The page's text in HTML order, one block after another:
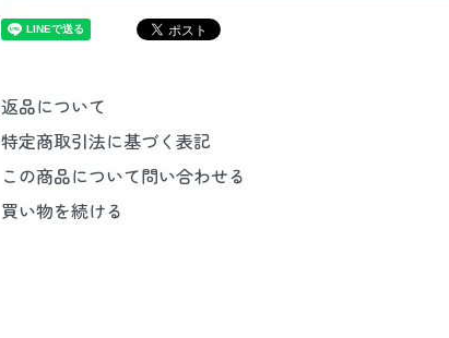
返品について
特定商取引法に基づく表記
この商品について問い合わせる
買い物を続ける